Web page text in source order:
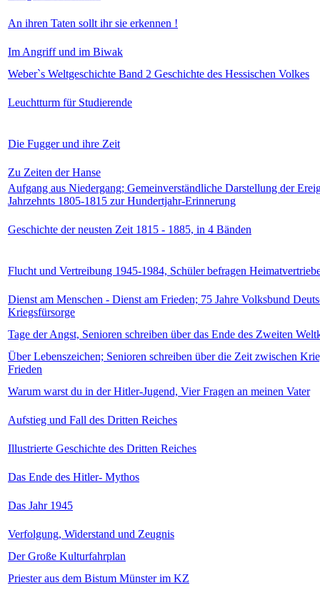
An ihren Taten sollt ihr sie erkennen !
Im Angriff und im Biwak
Weber`s Weltgeschichte Band 2 Geschichte des Hessischen Volkes
Leuchtturm für Studierende
Die Fugger und ihre Zeit
Zu Zeiten der Hanse
Aufgang aus Niedergang; Gemeinverständliche Darstellung der
Jahrzehnts 1805-1815 zur Hundertjahr-Erinnerung
Geschichte der neusten Zeit 1815 - 1885, in 4 Bänden
Flucht und Vertreibung 1945-1984, Schüler befragen
Dienst am Menschen - Dienst am Frieden; 75 Jahre Volksbund
Kriegsfürsorge
Tage der Angst, Senioren schreiben über das Ende des Zweiten
Über Lebenszeichen; Senioren schreiben über die Zeit zwischen
Frieden
Warum warst du in der Hitler-Jugend, Vier Fragen an meinen Vater
Aufstieg und Fall des Dritten Reiches
Illustrierte Geschichte des Dritten Reiches
Das Ende des Hitler- Mythos
Das Jahr 1945
Verfolgung, Widerstand und Zeugnis
Der Große Kulturfahrplan
Priester aus dem Bistum Münster im KZ